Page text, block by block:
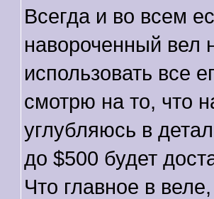
Всегда и во всем
навороченный вел
использовать все
смотрю на то, что
углубляюсь в
до $500 будет
Что главное в